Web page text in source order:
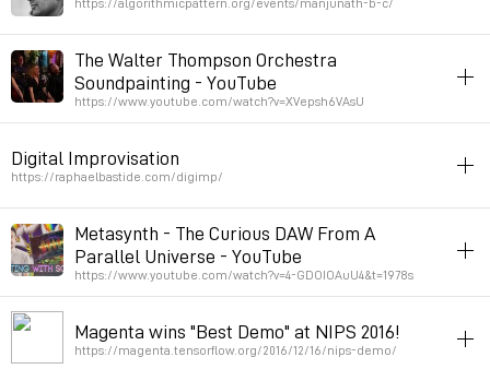
patterns improvisation india math
Question about improvisation at 37:00
Permalink 2022年6月27日 GMT+2 12:28:48
The Walter Thompson Orchestra
Soundpainting - YouTube
https://www.youtube.com/watch?v=XVepsh6VAsU
Permalink
Digital Improvisation
https://raphaelbastide.com/digimp/
instruments notation processing improvisation
Permalink 2021年11月24日 GMT+1 12:03:06
Metasynth - The Curious DAW From A
Parallel Universe - YouTube
https://www.youtube.com/watch?v=4-GDOIOAuU4&t=1978s
soft sound
2021年8月18日 GMT+2 03:25:41
Magenta wins "Best Demo" at NIPS 2016!
https://magenta.tensorflow.org/2016/12/16/nips-demo/